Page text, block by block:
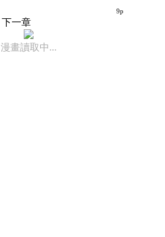
9p
下一章
漫畫讀取中...